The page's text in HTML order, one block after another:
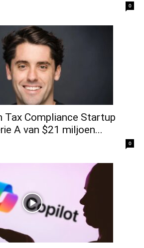
0
Tax Compliance Startup
A van $21 miljoen...
0